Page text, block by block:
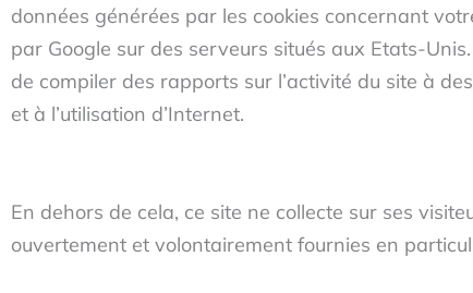
données générées par les cookies concernant
par Google sur des serveurs situés aux Etats-
de compiler des rapports sur l’activité du site à
et à l’utilisation d’Internet.
En dehors de cela, ce site ne collecte sur ses
ouvertement et volontairement fournies en